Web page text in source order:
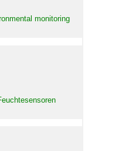
monitoring